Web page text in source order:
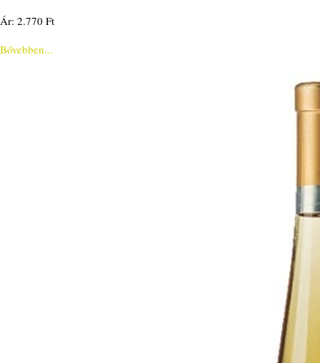
Ár: 2.770 Ft
Bővebben...